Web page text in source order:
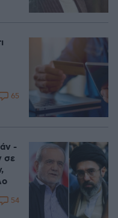
65
-
σε
54